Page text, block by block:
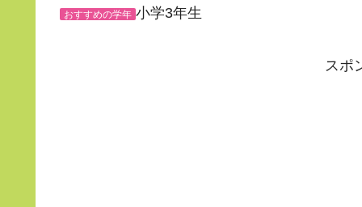
おすすめの学年 小学3年生
スポ